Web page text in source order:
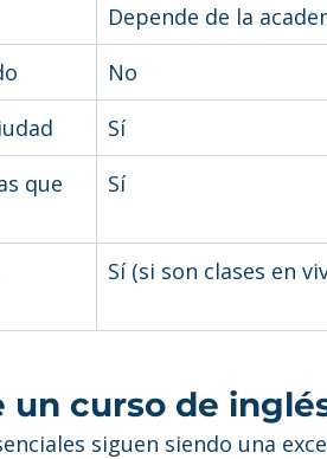
Depende de la
No
Sí
que
Sí
Sí (si son clases en
un curso de
siguen siendo una